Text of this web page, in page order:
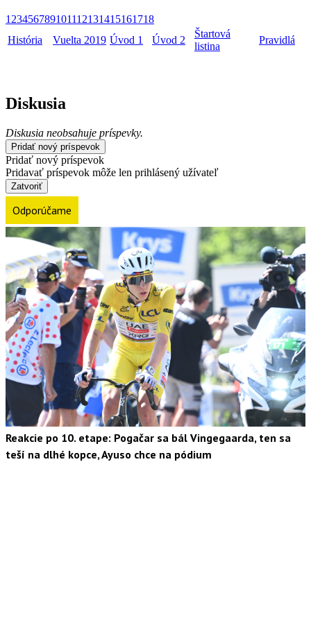
1 23456789101112131415161718
História
Vuelta 2019 Úvod 1 Úvod 2
Štartová
listina
Pravidlá
Diskusia
Diskusia neobsahuje príspevky.
Pridať nový príspevok
Pridať nový príspevok
Pridavať príspevok môže len prihlásený užívateľ
Zatvoriť
Odporúčame
Reakcie po 10. etape: Pogačar sa bál Vingegaarda, ten sa
teší na dlhé kopce, Ayuso chce na pódium